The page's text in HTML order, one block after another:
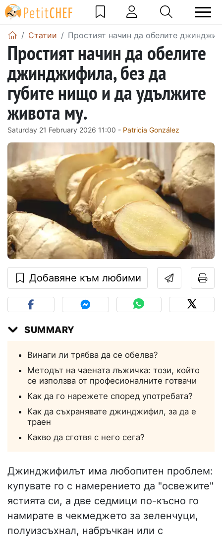
Статии Простият начин да обелите
Простият начин да обелите
джинджифила, без да
губите нищо и да удължите
живота му.
Saturday 21 February 2026 11:00 - Patricia González
Добавяне към любими
SUMMARY
Винаги ли трябва да се обелва?
Методът на чаената лъжичка: този, който
се използва от професионалните готвачи
Как да го нарежете според употребата?
Как да съхранявате джинджифил, за да е
траен
Какво да сготвя с него сега?
Джинджифилът има любопитен проблем:
купувате го с намерението да "освежите"
ястията си, а две седмици по-късно го
намирате в чекмеджето за зеленчуци,
полуизсъхнал, набръчкан или с